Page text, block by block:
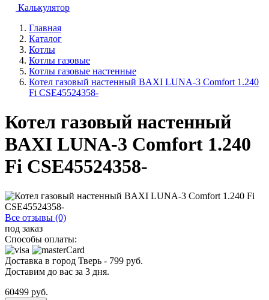
Калькулятор
Главная
Каталог
Котлы
Котлы газовые
Котлы газовые настенные
Котел газовый настенный BAXI LUNA-3 Comfort 1.240
Fi CSE45524358-
Котел газовый настенный
BAXI LUNA-3 Comfort 1.240
Fi CSE45524358-
Все отзывы (0)
под заказ
Способы оплаты:
Доставка в город Тверь - 799 руб.
Доставим до вас за 3 дня.
60499 руб.